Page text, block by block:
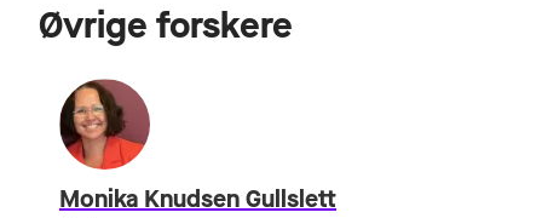
Øvrige forskere
Monika Knudsen Gullslett